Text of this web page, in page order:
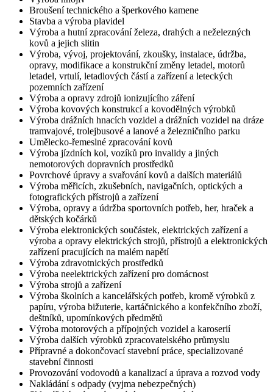
Broušení technického a šperkového kamene
Stavba a výroba plavidel
Výroba a hutní zpracování železa, drahých a neželezných
kovů a jejich slitin
Výroba, vývoj, projektování, zkoušky, instalace, údržba,
opravy, modifikace a konstrukční změny letadel, motorů
letadel, vrtulí, letadlových částí a zařízení a leteckých
pozemních zařízení
Výroba a opravy zdrojů ionizujícího záření
Výroba kovových konstrukcí a kovodělných výrobků
Výroba drážních hnacích vozidel a drážních vozidel na dráze
tramvajové, trolejbusové a lanové a železničního parku
Umělecko-řemeslné zpracování kovů
Výroba jízdních kol, vozíků pro invalidy a jiných
nemotorových dopravních prostředků
Povrchové úpravy a svařování kovů a dalších materiálů
Výroba měřicích, zkušebních, navigačních, optických a
fotografických přístrojů a zařízení
Výroba, opravy a údržba sportovních potřeb, her, hraček a
dětských kočárků
Výroba elektronických součástek, elektrických zařízení a
výroba a opravy elektrických strojů, přístrojů a elektronických
zařízení pracujících na malém napětí
Výroba zdravotnických prostředků
Výroba neelektrických zařízení pro domácnost
Výroba strojů a zařízení
Výroba školních a kancelářských potřeb, kromě výrobků z
papíru, výroba bižuterie, kartáčnického a konfekčního zboží,
deštníků, upomínkových předmětů
Výroba motorových a přípojných vozidel a karoserií
Výroba dalších výrobků zpracovatelského průmyslu
Přípravné a dokončovací stavební práce, specializované
stavební činnosti
Provozování vodovodů a kanalizací a úprava a rozvod vody
Nakládání s odpady (vyjma nebezpečných)